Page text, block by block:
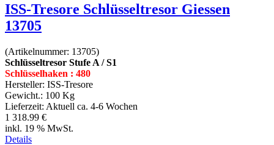
ISS-Tresore Schlüsseltresor Giessen
13705
(Artikelnummer: 13705)
Schlüsseltresor Stufe A / S1
Schlüsselhaken : 480
Hersteller: ISS-Tresore
Gewicht.: 100 Kg
Lieferzeit: Aktuell ca. 4-6 Wochen
1 318.99 €
inkl. 19 % MwSt.
Details